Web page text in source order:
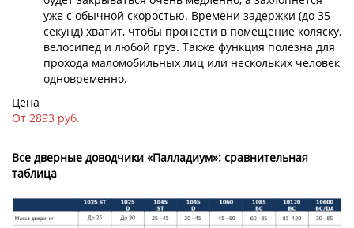
уже с обычной скоростью. Времени задержки (до 35
секунд) хватит, чтобы пронести в помещение коляску,
велосипед и любой груз. Также функция полезна для
прохода маломобильных лиц или нескольких человек
одновременно.
Цена
От 2893 руб.
Все дверные доводчики «Палладиум»: сравнительная
таблица